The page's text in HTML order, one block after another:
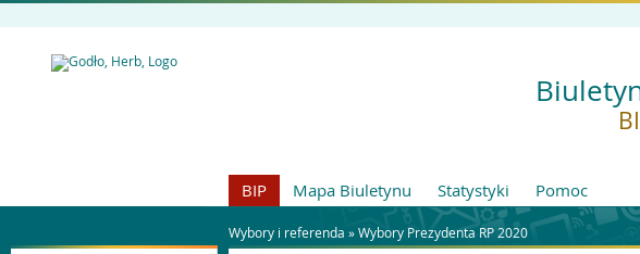
BIP Mapa Biuletynu Statystyki Pomoc
Wybory i referenda »Wybory Prezydenta RP 2020